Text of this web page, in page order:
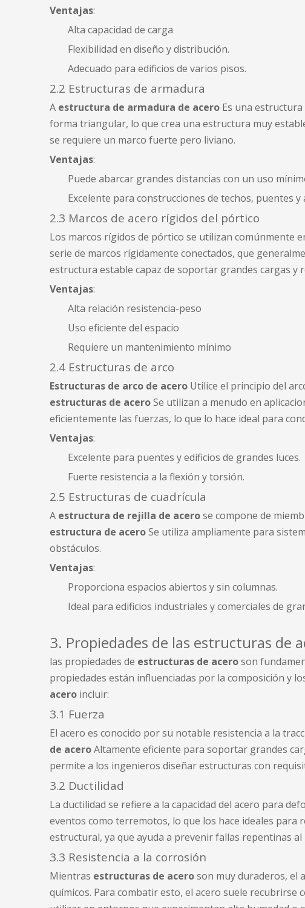
Ventajas:
Alta capacidad de carga
Flexibilidad en diseño y distribución.
Adecuado para edificios de varios pisos.
2.2 Estructuras de armadura
A estructura de armadura de acero Es una
forma triangular, lo que crea una estructura muy
se requiere un marco fuerte pero liviano.
Ventajas:
Puede abarcar grandes distancias con un uso
Excelente para construcciones de techos, puentes
2.3 Marcos de acero rígidos del pórtico
Los marcos rígidos de pórtico se utilizan comúnmente
serie de marcos rígidamente conectados, que
estructura estable capaz de soportar grandes cargas y
Ventajas:
Alta relación resistencia-peso
Uso eficiente del espacio
Requiere un mantenimiento mínimo
2.4 Estructuras de arco
Estructuras de arco de acero Utilice el principio del
estructuras de aceroSe utilizan a menudo en
eficientemente las fuerzas, lo que lo hace ideal para
Ventajas:
Excelente para puentes y edificios de grandes luces.
Fuerte resistencia a la flexión y torsión.
2.5 Estructuras de cuadrícula
A estructura de rejilla de acerose compone de
estructura de aceroSe utiliza ampliamente para
obstáculos.
Ventajas:
Proporciona espacios abiertos y sin columnas.
Ideal para edificios industriales y comerciales de
3. Propiedades de las estructuras de
las propiedades de estructuras de aceroson
propiedades están influenciadas por la composición y
acero incluir:
3.1 Fuerza
El acero es conocido por su notable resistencia a la
de aceroAltamente eficiente para soportar grandes
permite a los ingenieros diseñar estructuras con
3.2 Ductilidad
La ductilidad se refiere a la capacidad del acero para
eventos como terremotos, lo que los hace ideales para
estructural, ya que ayuda a prevenir fallas repentinas
3.3 Resistencia a la corrosión
Mientras estructuras de aceroson muy duraderos, el
químicos. Para combatir esto, el acero suele